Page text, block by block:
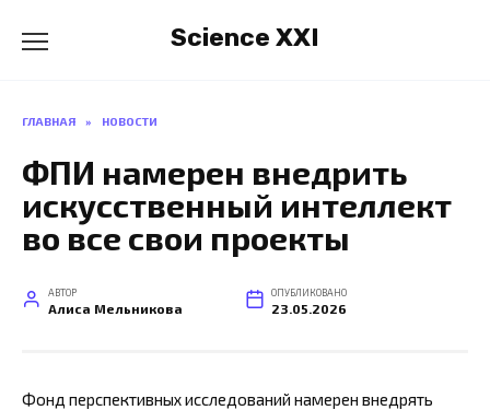
содержанию
Science XXI
ГЛАВНАЯ » НОВОСТИ
ФПИ намерен внедрить
искусственный интеллект
во все свои проекты
АВТОР
Алиса Мельникова
ОПУБЛИКОВАНО
23.05.2026
Фонд перспективных исследований намерен внедрять